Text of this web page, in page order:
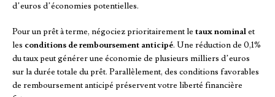
d’euros d’économies potentielles.
Pour un prêt à terme, négociez prioritairement le taux nominalet
les conditions de remboursement anticipé. Une réduction de 0,1%
du taux peut générer une économie de plusieurs milliers d’euros
sur la durée totale du prêt. Parallèlement, des conditions favorables
de remboursement anticipé préservent votre liberté financière